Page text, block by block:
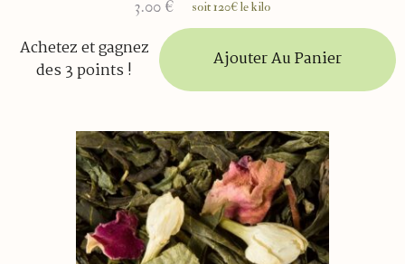
3.00 € soit 120€ le kilo
Achetez et gagnez
des 3 points !
Ajouter Au Panier